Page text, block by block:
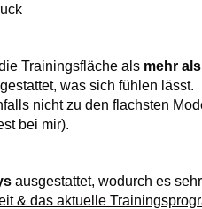
Trainingsfläche als mehr
was sich fühlen lässt.
nicht zu den flachsten
bei mir).
ausgestattet, wodurch es
& das aktuelle